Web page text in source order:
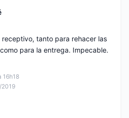
16h18
2019
tanto para rehacer las
para la entrega. Impecable.